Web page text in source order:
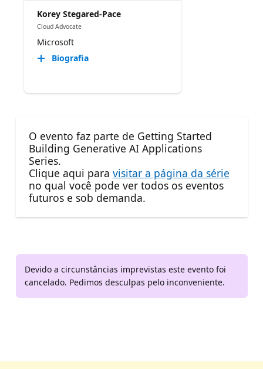
Korey Stegared-Pace
Cloud Advocate
Microsoft
Biografia
O evento faz parte de Getting Started
Building Generative AI Applications
Series.
Clique aqui para visitar a página da série
no qual você pode ver todos os eventos
futuros e sob demanda.
Devido a circunstâncias imprevistas este evento foi
cancelado. Pedimos desculpas pelo inconveniente.